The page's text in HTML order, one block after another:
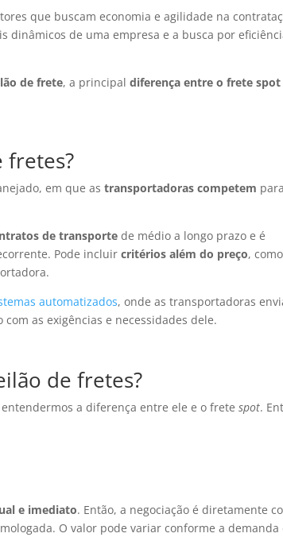
que buscam economia e agilidade na
de uma empresa e a busca por
de frete, a principaldiferença entre o frete spot
fretes?
em que astransportadoras competem para
de transportede médio a longo prazo e é
Pode incluircritérios além do preço, como
automatizados, onde as transportadoras
as exigências e necessidades dele.
de fretes?
a diferença entre ele e o fretespot.
e imediato. Então, a negociação é diretamente
O valor pode variar conforme a demanda